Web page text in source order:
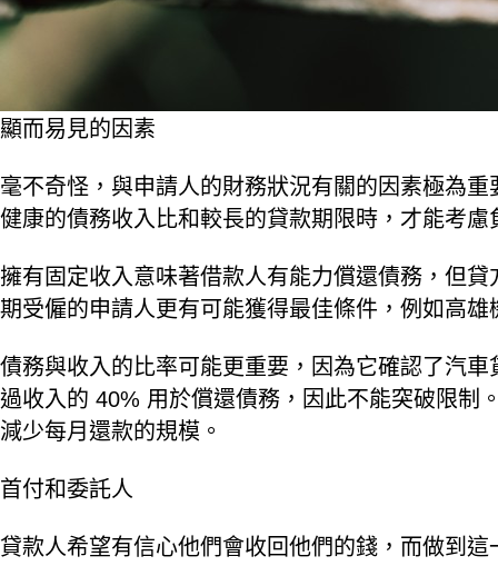
顯而易見的因素
毫不奇怪，與申請人的財務狀況有關的因素極為
健康的債務收入比和較長的貸款期限時，才能考
擁有固定收入意味著借款人有能力償還債務，但
期受僱的申請人更有可能獲得最佳條件，例如高
債務與收入的比率可能更重要，因為它確認了汽
過收入的 40% 用於償還債務，因此不能突破限制
減少每月還款的規模。
首付和委託人
貸款人希望有信心他們會收回他們的錢，而做到